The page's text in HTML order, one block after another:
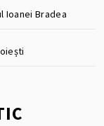
Ioanei Bradea